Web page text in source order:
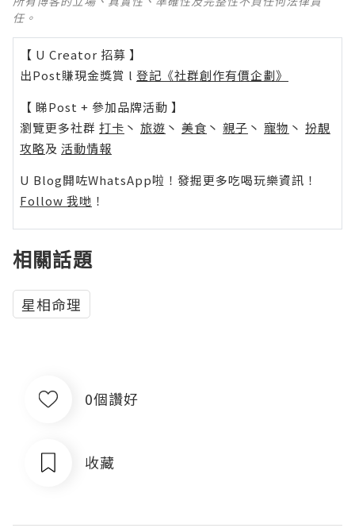
任。
【 U Creator 招募 】
出Post賺現金獎賞 l 登記《社群創作有價企劃》
【 睇Post + 參加品牌活動 】
瀏覽更多社群 打卡 丶 旅遊 丶 美食 丶 親子 丶 寵物 丶 扮靚
攻略及 活動情報
U Blog開咗WhatsApp啦！發掘更多吃喝玩樂資訊！
Follow 我哋 ！
相關話題
星相命理
0個讚好
收藏